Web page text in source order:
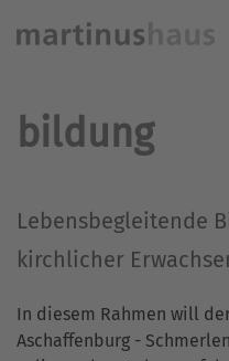
bildung
Lebensbegleitende
kirchlicher
In diesem Rahmen will
Aschaffenburg -